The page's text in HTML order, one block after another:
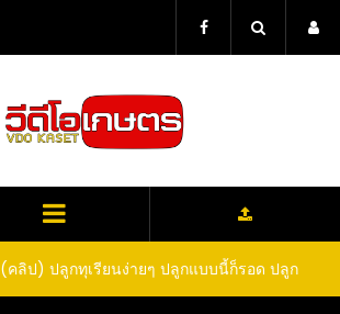
(คลิป) ปลูกทุเรียนง่ายๆ ปลูกแบบนี้ก็รอด ปลูก
ทุเรียนต้นคู่ แบบเสียบยอดและเมล็ด